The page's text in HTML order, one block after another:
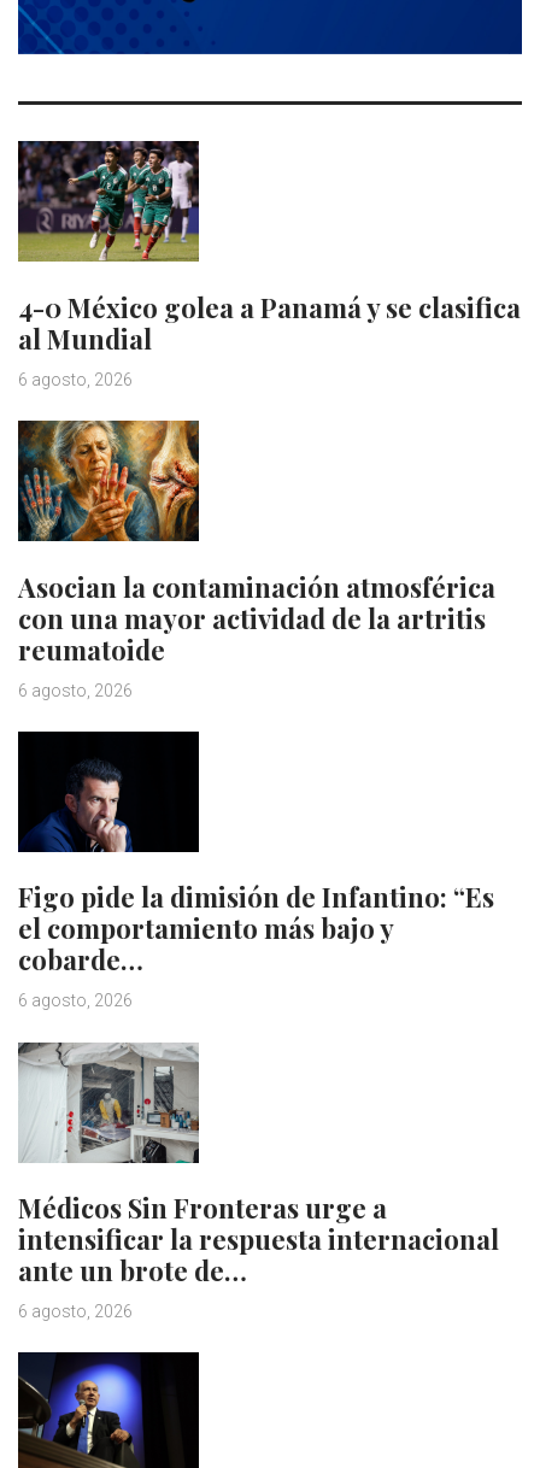
4-0 México golea a Panamá y se clasifica
al Mundial
6 agosto, 2026
Asocian la contaminación atmosférica
con una mayor actividad de la artritis
reumatoide
6 agosto, 2026
Figo pide la dimisión de Infantino: “Es
el comportamiento más bajo y
cobarde…
6 agosto, 2026
Médicos Sin Fronteras urge a
intensificar la respuesta internacional
ante un brote de…
6 agosto, 2026